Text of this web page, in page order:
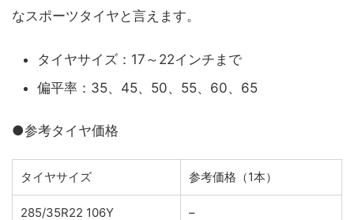
なスポーツタイヤと言えます。
タイヤサイズ：17～22インチまで
偏平率：35、45、50、55、60、65
●参考タイヤ価格
タイヤサイズ 参考価格（1本）
285/35R22 106Y –